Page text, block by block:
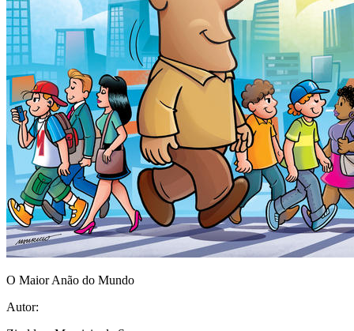
O Maior Anão do Mundo
Autor: